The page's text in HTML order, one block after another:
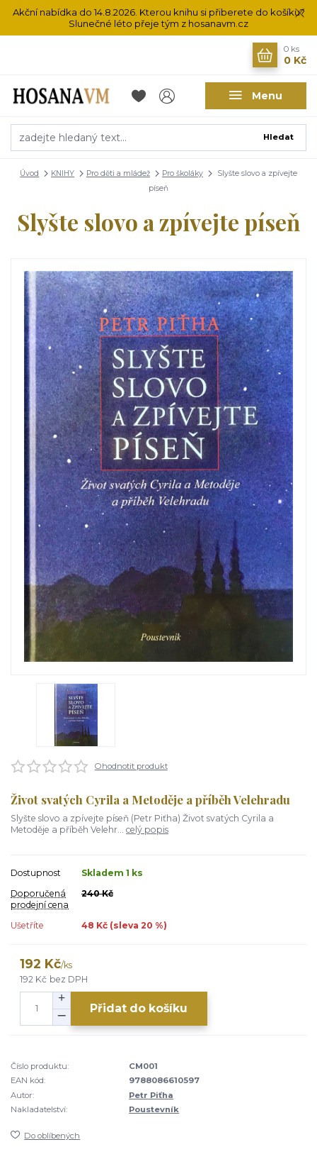
Akční nabídka do 14.8.2026. Kterou knihu si přiberete do košíku?
Slunečné léto přeje tým z hosanavm.cz
Menu
Hledat
0 ks
0 Kč
Úvod KNIHY Pro děti a mládež Pro školáky
Slyšte slovo a zpívejte
píseň
Slyšte slovo a zpívejte píseň
Ohodnotit produkt
Život svatých Cyrila a Metoděje a příběh Velehradu
Slyšte slovo a zpívejte píseň (Petr Piťha) Život svatých Cyrila a
Metoděje a příběh Velehr... celý popis
Dostupnost
Skladem 1 ks
Doporučená
prodejní cena
240 Kč
Ušetříte 48 Kč (sleva 20 %)
192 Kč/ks
192 Kč bez DPH
Přidat do košíku
Číslo produktu:
CM001
EAN kód:
9788086610597
Autor:
Petr Piťha
Nakladatelství:
Poustevník
Do oblíbených